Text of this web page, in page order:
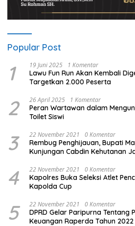
Popular Post
1 19 Juni 2025 1 Komentar
Lawu Fun Run Akan Kembali
Targetkan 2.000 Peserta
2 26 April 2025 1 Komentar
Peran Wartawan dalam
Toilet Siswi
3 22 November 2021 0 Komentar
Rembug Penghijauan, Bupati
Kunjungan Cabdin Kehutanan
4 22 November 2021 0 Komentar
Kapolres Buka Seleksi Atlet
Kapolda Cup
5 22 November 2021 0 Komentar
DPRD Gelar Paripurna Tentang
Keuangan Raperda Tahun 2022